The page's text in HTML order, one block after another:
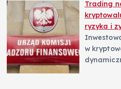
Trading
ryzyka i
w